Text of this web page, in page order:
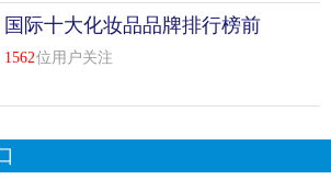
国际十大化妆品品牌排行榜前
十名
1562位用户关注